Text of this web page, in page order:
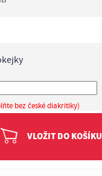
bez české diakritiky)
VLOŽIT DO KOŠÍKU